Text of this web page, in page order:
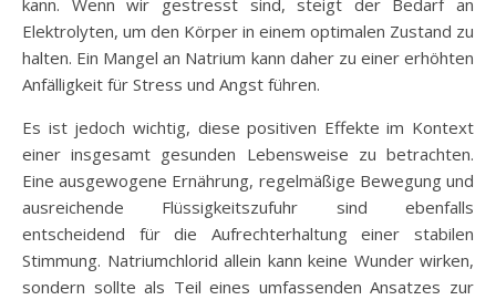
Elektrolyten, um den Körper in einem optimalen Zustand zu
halten. Ein Mangel an Natrium kann daher zu einer erhöhten
Anfälligkeit für Stress und Angst führen.
Es ist jedoch wichtig, diese positiven Effekte im Kontext
einer insgesamt gesunden Lebensweise zu betrachten.
Eine ausgewogene Ernährung, regelmäßige Bewegung und
ausreichende Flüssigkeitszufuhr sind ebenfalls
entscheidend für die Aufrechterhaltung einer stabilen
Stimmung. Natriumchlorid allein kann keine Wunder wirken,
sondern sollte als Teil eines umfassenden Ansatzes zur